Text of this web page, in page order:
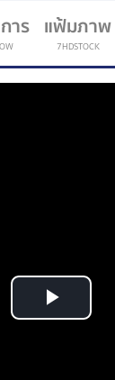
าร แฟ้มภาพ
7HDSTOCK
Play